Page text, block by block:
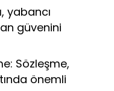
yabancı
güvenini
Sözleşme,
önemli